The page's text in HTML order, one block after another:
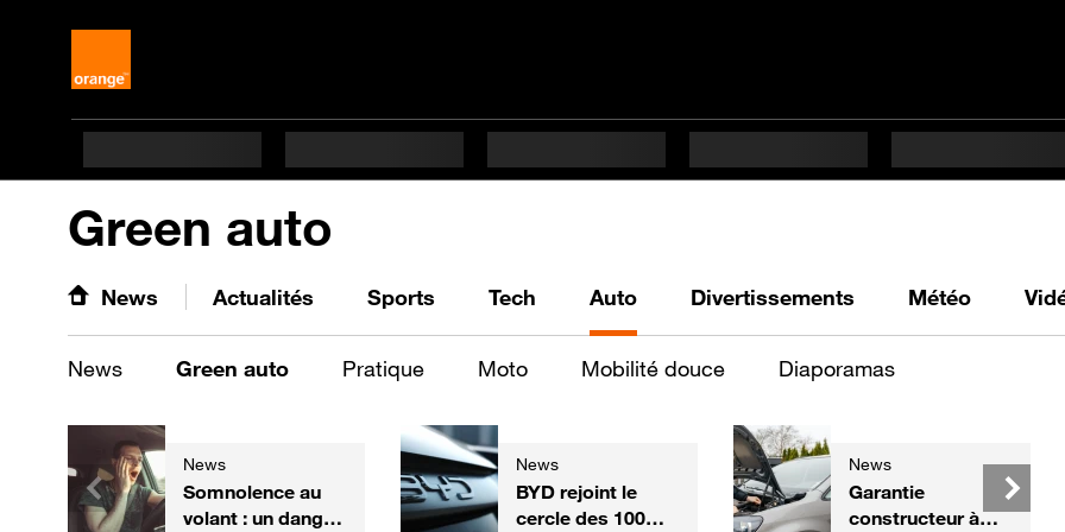
Green auto
News Actualités Sports Tech Auto Divertissements Météo
News Green auto Pratique Moto Mobilité douce Diaporamas
News
Somnolence au
volant : un danger
News
BYD rejoint le
cercle des 100
News
Garantie
constructeur à